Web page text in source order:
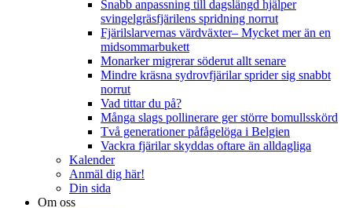
Snabb anpassning till dagslängd hjälper
svingelgräsfjärilens spridning norrut
Fjärilslarvernas värdväxter– Mycket mer än en
midsommarbukett
Monarker migrerar söderut allt senare
Mindre kräsna sydrovfjärilar sprider sig snabbt
norrut
Vad tittar du på?
Många slags pollinerare ger större bomullsskörd
Två generationer påfågelöga i Belgien
Vackra fjärilar skyddas oftare än alldagliga
Kalender
Anmäl dig här!
Din sida
Om oss